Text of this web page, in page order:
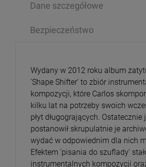
KAŚKA - TA DRUGA NA BIS
Dane szczegółowe
Bezpieczeństwo
Wydany w 2012 roku album
'Shape Shifter' to zbiór
kompozycji, które Carlos
kilku lat na potrzeby swoich
płyt długogrających. Ostatecznie
postanowił skrupulatnie je
wydać w odpowiednim dla nich
Efektem 'pisania do szuflady'
instrumentalnych kompozycji